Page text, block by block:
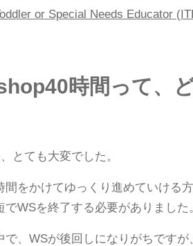
or Special Needs Educator
時間って、
とても大変でした。
間をかけてゆっくり進めていける
でWSを終了する必要がありました
で、WSが後回しになりがちです